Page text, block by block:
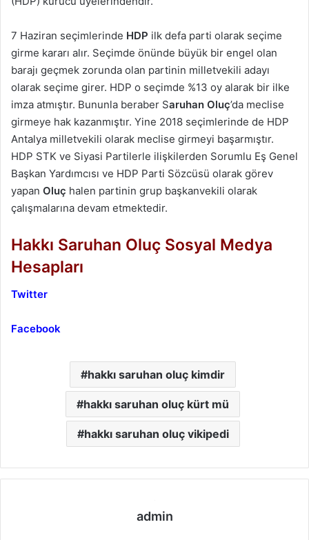
7 Haziran seçimlerinde HDP ilk defa parti olarak seçime
girme kararı alır. Seçimde önünde büyük bir engel olan
barajı geçmek zorunda olan partinin milletvekili adayı
olarak seçime girer. HDP o seçimde %13 oy alarak bir ilke
imza atmıştır. Bununla beraber Saruhan Oluç’da meclise
girmeye hak kazanmıştır. Yine 2018 seçimlerinde de HDP
Antalya milletvekili olarak meclise girmeyi başarmıştır.
HDP STK ve Siyasi Partilerle ilişkilerden Sorumlu Eş Genel
Başkan Yardımcısı ve HDP Parti Sözcüsü olarak görev
yapan Oluç halen partinin grup başkanvekili olarak
çalışmalarına devam etmektedir.
Hakkı Saruhan Oluç Sosyal Medya
Hesapları
Twitter
Facebook
hakkı saruhan oluç kimdir
hakkı saruhan oluç kürt mü
hakkı saruhan oluç vikipedi
admin